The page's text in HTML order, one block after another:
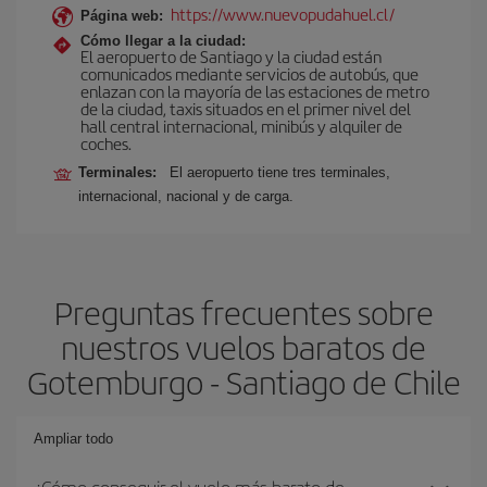
Página web: https://www.nuevopudahuel.cl/
Cómo llegar a la ciudad:
El aeropuerto de Santiago y la ciudad están
comunicados mediante servicios de autobús, que
enlazan con la mayoría de las estaciones de metro
de la ciudad, taxis situados en el primer nivel del
hall central internacional, minibús y alquiler de
coches.
Terminales:
El aeropuerto tiene tres terminales,
internacional, nacional y de carga.
Preguntas frecuentes sobre
nuestros vuelos baratos de
Gotemburgo - Santiago de Chile
Ampliar todo